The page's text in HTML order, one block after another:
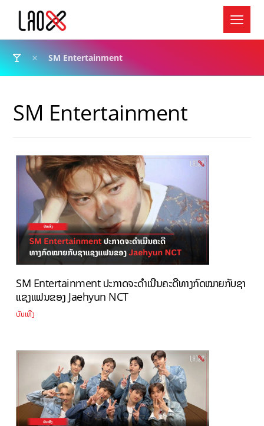
SM Entertainment
SM Entertainment
SM Entertainment ປະກາດຈະດຳເນີນຄະດີທາງກົດໝາຍກັບຊາ
ແຊງແຟນຂອງ Jaehyun NCT
ບັນເທີງ